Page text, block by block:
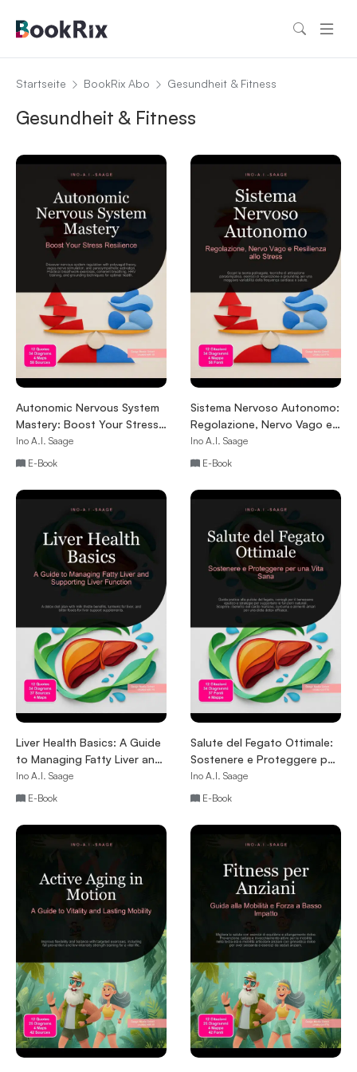
Startseite BookRix Abo Gesundheit & Fitness
Gesundheit & Fitness
Autonomic Nervous System
Mastery: Boost Your Stress
Resilience
Ino A.I. Saage
E-Book
Sistema Nervoso Autonomo:
Regolazione, Nervo Vago e
Resilienza allo Stress
Ino A.I. Saage
E-Book
Liver Health Basics: A Guide
to Managing Fatty Liver and
Supporting Liver Function
Ino A.I. Saage
E-Book
Salute del Fegato Ottimale:
Sostenere e Proteggere per
una Vita Sana
Ino A.I. Saage
E-Book